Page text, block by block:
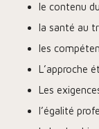
le contenu
la santé au
les
L’approche
Les
l’égalité